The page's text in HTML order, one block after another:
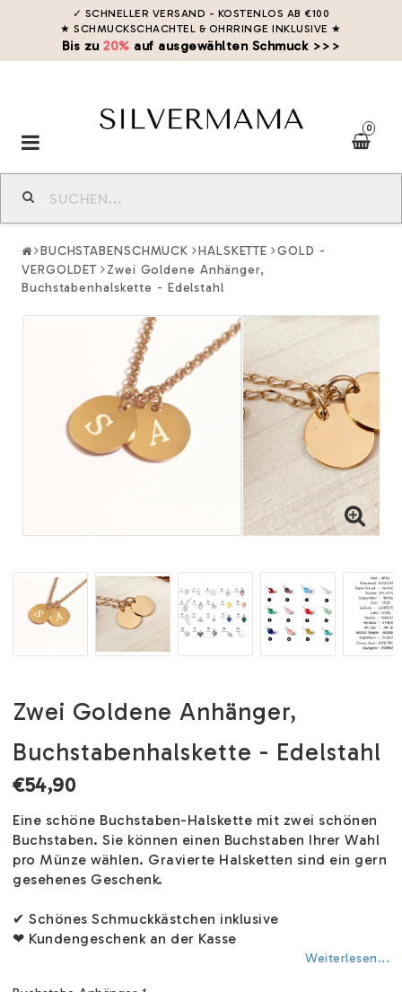
✓ SCHNELLER VERSAND - KOSTENLOS AB €100
★ SCHMUCKSCHACHTEL & OHRRINGE INKLUSIVE ★
Bis zu20% auf ausgewählten Schmuck >>>
0
Toggle
navigation
BUCHSTABENSCHMUCK HALSKETTE
GOLD -
VERGOLDET
Zwei Goldene Anhänger,
Buchstabenhalskette - Edelstahl
Zwei Goldene Anhänger,
Buchstabenhalskette - Edelstahl
€54,90
Eine schöne Buchstaben-Halskette mit zwei schönen
Buchstaben. Sie können einen Buchstaben Ihrer Wahl
pro Münze wählen. Gravierte Halsketten sind ein gern
gesehenes Geschenk.
✔ Schönes Schmuckkästchen inklusive
❤ Kundengeschenk an der Kasse
Weiterlesen...